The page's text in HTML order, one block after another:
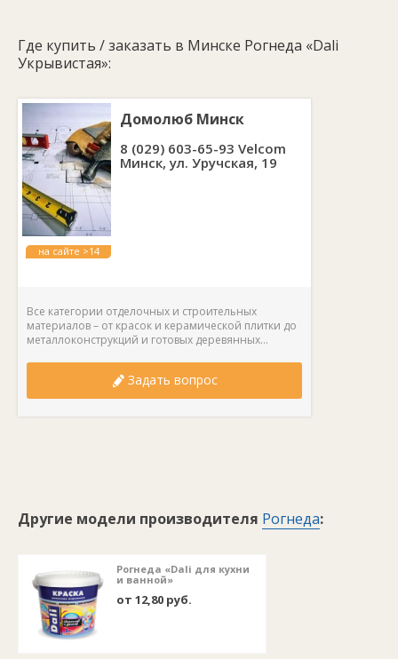
Фасадная акриловая краска Рогнеда «Dali Укрывистая»
используется для декоративного окрашивания фасадов
зданий и сооружений, которые требуют частого обновления.
Смесь образует глубокоматовое шелковистое покрытие,
которое устойчиво к загрязнениям, истиранию и выгоранию.
Краска не образует разводов и подтеков. Она выдерживает
влажную очистку и сезонные колебания температур.
Где купить / заказать в Минске Рогнеда «Dali
Укрывистая»:
на сайте >14
Домолюб Минск
8 (029) 603-65-93 Velcom
Минск, ул. Уручская, 19
Все категории отделочных и строительных
материалов – от красок и керамической плитки до
металлоконструкций и готовых деревянных...
Задать вопрос
Другие модели производителя Рогнеда:
Рогнеда «Dali для кухни
и ванной»
от 12,80 руб.